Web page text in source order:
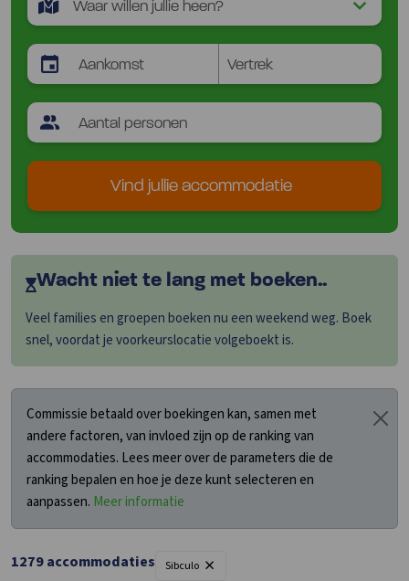
Vind jullie accommodatie
Wacht niet te lang met boeken..
Veel families en groepen boeken nu een weekend weg. Boek
snel, voordat je voorkeurslocatie volgeboekt is.
Commissie betaald over boekingen kan, samen met
andere factoren, van invloed zijn op de ranking van
accommodaties. Lees meer over de parameters die de
ranking bepalen en hoe je deze kunt selecteren en
aanpassen. Meer informatie
1279accommodaties Sibculo ×